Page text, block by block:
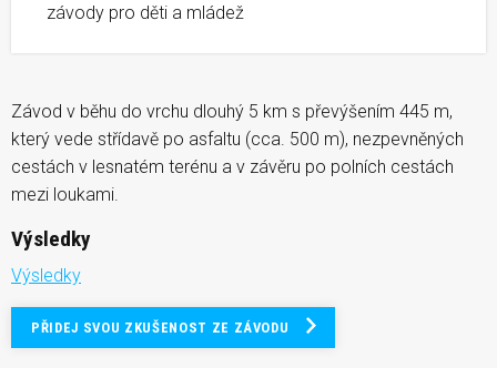
závody pro děti a mládež
Závod v běhu do vrchu dlouhý 5 km s převýšením 445 m,
který vede střídavě po asfaltu (cca. 500 m), nezpevněných
cestách v lesnatém terénu a v závěru po polních cestách
mezi loukami.
Výsledky
Výsledky
PŘIDEJ SVOU ZKUŠENOST ZE ZÁVODU